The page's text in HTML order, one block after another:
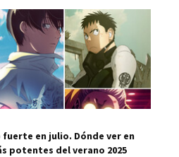
fuerte en julio. Dónde ver en
potentes del verano 2025